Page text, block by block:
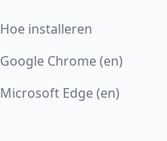
Hoe installeren
Google Chrome (en)
Microsoft Edge (en)